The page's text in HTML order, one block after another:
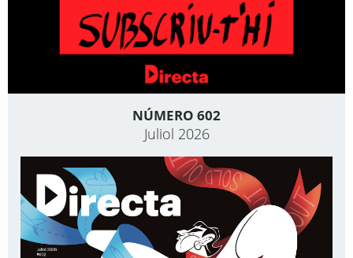
NÚMERO 602
Juliol 2026